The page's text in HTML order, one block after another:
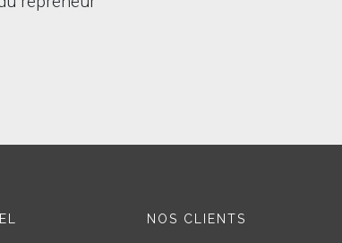
NOS CLIENTS